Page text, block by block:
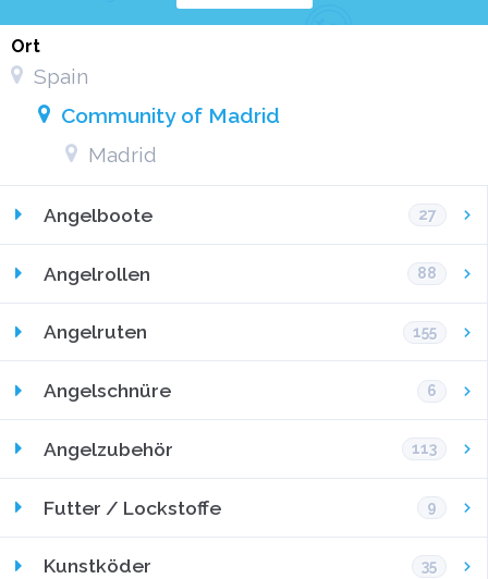
Ort
Spain
Community of Madrid
Madrid
Angelboote 27
Angelrollen 88
Angelruten 155
Angelschnüre 6
Angelzubehör 113
Futter / Lockstoffe 9
Kunstköder 35